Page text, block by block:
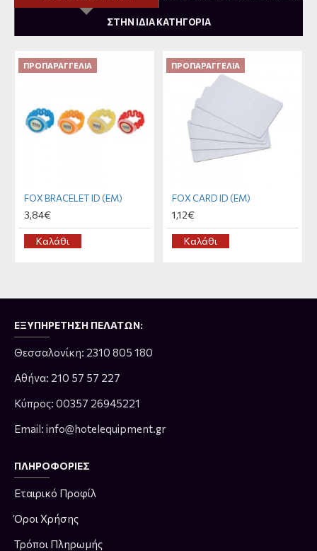
ΣΤΗΝ ΙΔΙΑ ΚΑΤΗΓΟΡΙΑ
ΠΡΟΠΑΡΑΓΓΕΛΊΑ
FOX BRACELET ID (EM)
3,84€
Καλάθι
ΠΡΟΠΑΡΑΓΓΕΛΊΑ
FOX CARD ID (EM)
1,12€
Καλάθι
ΕΞΥΠΗΡΈΤΗΣΗ ΠΕΛΑΤΏΝ:
Θεσσαλονίκη: 2310 805 180
Αθήνα: 210 57 57 227
Κύπρος: 00357 26945221
Email: info@hotelequipment.gr
ΠΛΗΡΟΦΟΡΊΕΣ
Εταιρικό Προφίλ
Όροι Χρήσης
Τρόποι Πληρωμής